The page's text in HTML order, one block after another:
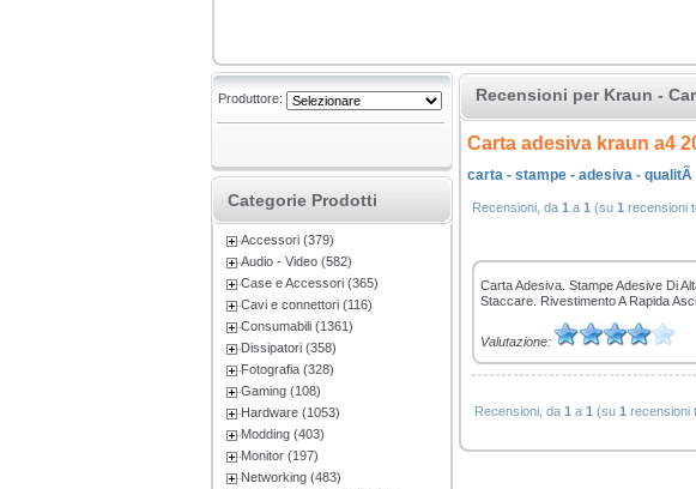
Produttore:
Categorie Prodotti
Accessori (379)
Audio - Video (582)
Case e Accessori (365)
Cavi e connettori (116)
Consumabili (1361)
Dissipatori (358)
Fotografia (328)
Gaming (108)
Hardware (1053)
Modding (403)
Monitor (197)
Networking (483)
Recensioni per Kraun -
Carta adesiva kraun a4
carta - stampe - adesiva -
Recensioni, da 1 a 1 (su 1 recensioni
Carta Adesiva. Stampe Adesive Di
Staccare. Rivestimento A Rapida
Valutazione:
Recensioni, da 1 a 1 (su 1 recensioni